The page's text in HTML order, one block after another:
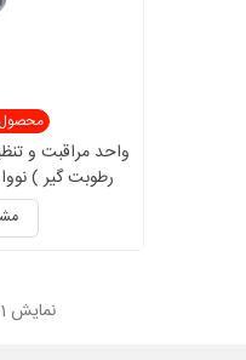
محصول
رطوبت گیر ) نووا NOVA مدل NTF2680
نمایش 1